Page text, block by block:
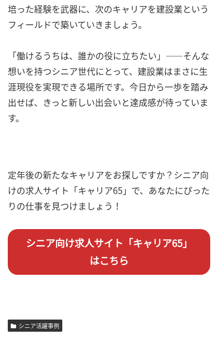
培った経験を武器に、次のキャリアを建設業という
フィールドで築いていきましょう。
「働けるうちは、誰かの役に立ちたい」――そんな
想いを持つシニア世代にとって、建設業はまさに生
涯現役を実現できる場所です。今日から一歩を踏み
出せば、きっと新しい出会いと達成感が待っていま
す。
定年後の新たなキャリアをお探しですか？シニア向
けの求人サイト「キャリア65」で、あなたにぴった
りの仕事を見つけましょう！
シニア向け求人サイト「キャリア65」
はこちら
シニア活躍事例